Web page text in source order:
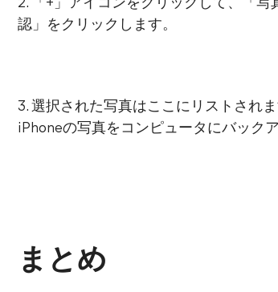
2. 「+」アイコンをクリックして、「
認」をクリックします。
3. 選択された写真はここにリストされ
iPhoneの写真をコンピュータにバック
まとめ